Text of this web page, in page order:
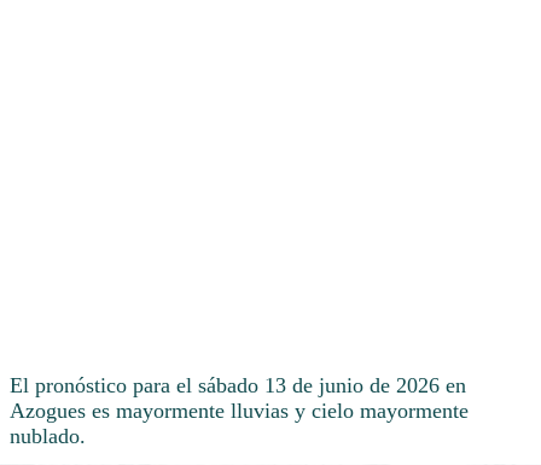
El pronóstico para el sábado 13 de junio de 2026 en
Azogues es mayormente lluvias y cielo mayormente
nublado.